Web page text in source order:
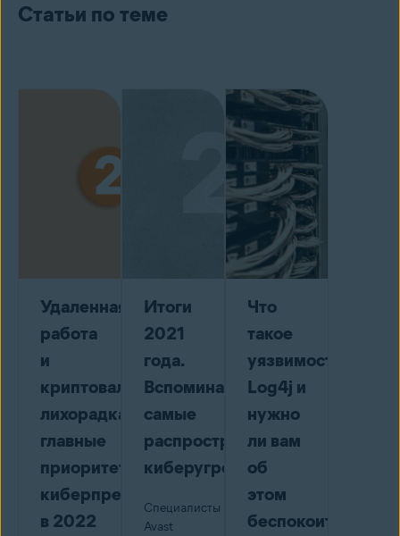
Статьи по теме
Удаленная
работа
и
криптовалютная
лихорадка:
главные
приоритеты
киберпреступников
в 2022
Итоги
2021
года.
Вспоминаем
самые
распространенные
киберугрозы
Специалисты
Avast
Что
такое
уязвимость
Log4j и
нужно
ли вам
об
этом
беспокоиться